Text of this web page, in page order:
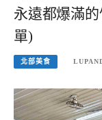
永遠都爆滿
單)
北部美食